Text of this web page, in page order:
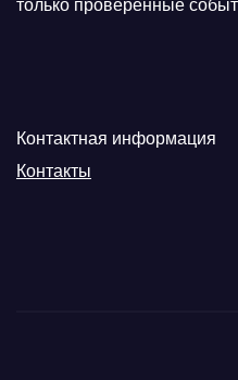
только проверенные
Контактная информация
Контакты